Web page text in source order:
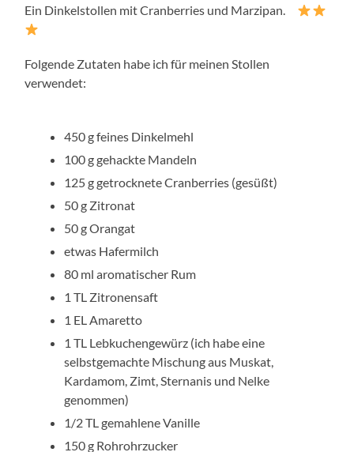
Ein Dinkelstollen mit Cranberries und Marzipan.
Folgende Zutaten habe ich für meinen Stollen
verwendet:
450 g feines Dinkelmehl
100 g gehackte Mandeln
125 g getrocknete Cranberries (gesüßt)
50 g Zitronat
50 g Orangat
etwas Hafermilch
80 ml aromatischer Rum
1 TL Zitronensaft
1 EL Amaretto
1 TL Lebkuchengewürz (ich habe eine
selbstgemachte Mischung aus Muskat,
Kardamom, Zimt, Sternanis und Nelke
genommen)
1/2 TL gemahlene Vanille
150 g Rohrohrzucker